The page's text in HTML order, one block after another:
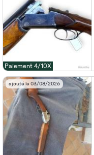
Paiement 4/10X
ajouté le 03/08/2026